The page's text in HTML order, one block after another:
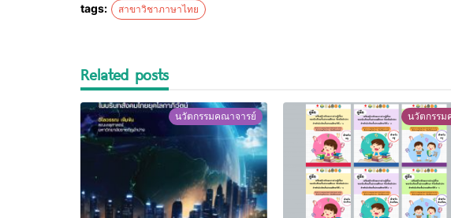
tags: สาขาวิชาภาษาไทย
Related posts
นวัตกรรมคณาจารย์ นวัตกรรม